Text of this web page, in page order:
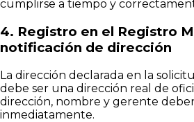
cumplirse a tiempo y
4. Registro en el Registro
notificación de dirección
La dirección declarada en la
debe ser una dirección real de
dirección, nombre y gerente
inmediatamente.